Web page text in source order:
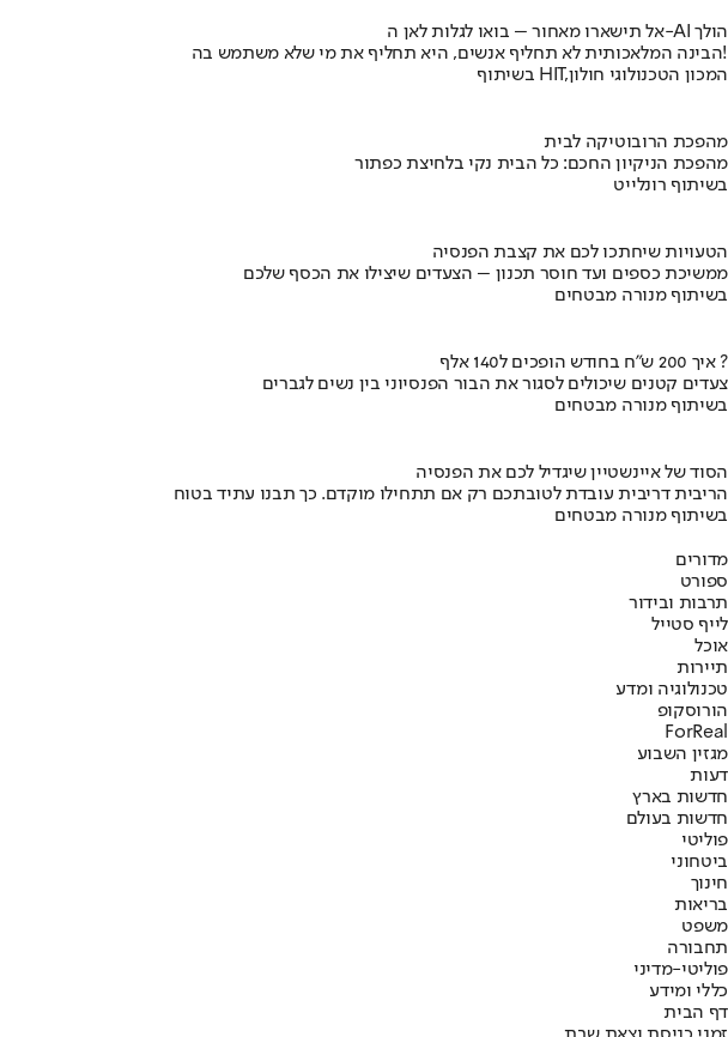
אל תישארו מאחור – בואו לגלות לאן ה-AI הולך
הבינה המלאכותית לא תחליף אנשים, היא תחליף את מי שלא משתמש בה!
בשיתוף HIT,המכון הטכנולוגי חולון
מהפכת הרובוטיקה לבית
מהפכת הניקיון החכם: כל הבית נקי בלחיצת כפתור
בשיתוף רונלייט
הטעויות שיחתכו לכם את קצבת הפנסיה
ממשיכת כספים ועד חוסר תכנון – הצעדים שיצילו את הכסף שלכם
בשיתוף מנורה מבטחים
איך 200 ש"ח בחודש הופכים ל140 אלף ?
צעדים קטנים שיכולים לסגור את הבור הפנסיוני בין נשים לגברים
בשיתוף מנורה מבטחים
הסוד של איינשטיין שיגדיל לכם את הפנסיה
הריבית דריבית עובדת לטובתכם רק אם תתחילו מוקדם. כך תבנו עתיד בטוח
בשיתוף מנורה מבטחים
מדורים
ספורט
תרבות ובידור
לייף סטייל
אוכל
תיירות
טכנולוגיה ומדע
הורוסקופ
ForReal
מגזין השבוע
דעות
חדשות בארץ
חדשות בעולם
פוליטי
ביטחוני
חינוך
בריאות
משפט
תחבורה
פוליטי-מדיני
כללי ומידע
דף הבית